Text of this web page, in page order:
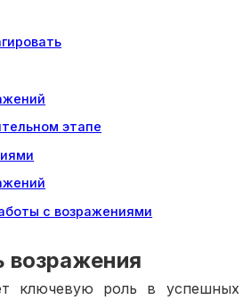
этапе
с возражениями
возражения
ключевую роль в